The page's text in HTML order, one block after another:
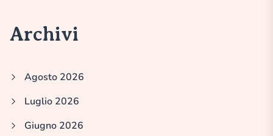
Archivi
Agosto 2026
Luglio 2026
Giugno 2026